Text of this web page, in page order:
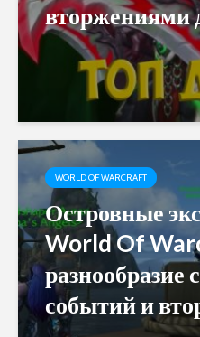
вторжениями
WORLD OF WARCRAFT
Островные
World Of
разнообразие
событий и